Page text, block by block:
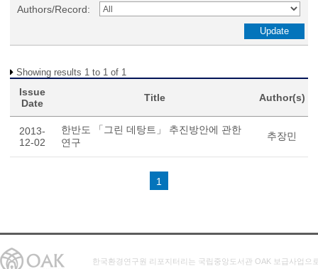
Authors/Record:
Showing results 1 to 1 of 1
Issue
Date
Title Author(s)
2013-
12-02
한반도 「그린 데탕트」 추진방안에 관한
연구
추장민
1
한국환경연구원 리포지터리는 국립중앙도서관 OAK 보급사업